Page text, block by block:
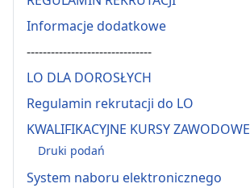
Informacje dodatkowe
-------------------------------
LO DLA DOROSŁYCH
Regulamin rekrutacji do LO
KWALIFIKACYJNE KURSY ZAWODOWE
Druki podań
System naboru elektronicznego